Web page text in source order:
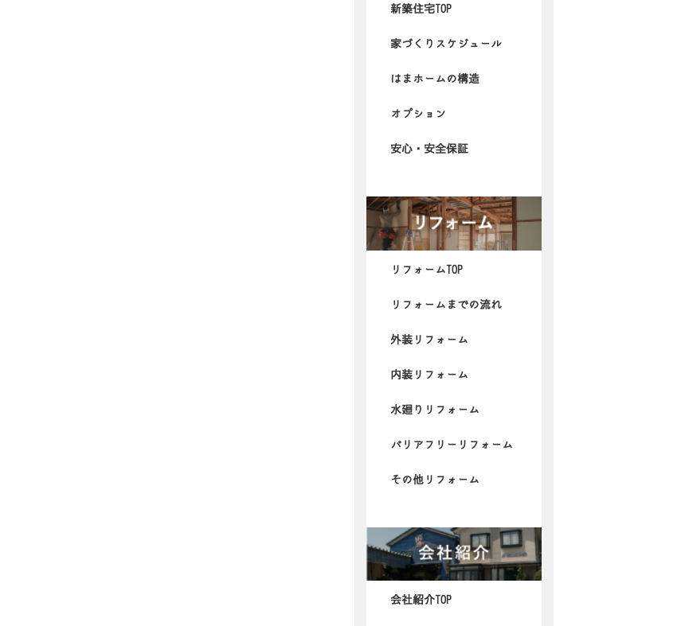
新築住宅TOP
家づくりスケジュール
はまホームの構造
オプション
安心・安全保証
リフォームTOP
リフォームまでの流れ
外装リフォーム
内装リフォーム
水廻りリフォーム
バリアフリーリフォーム
その他リフォーム
会社紹介TOP